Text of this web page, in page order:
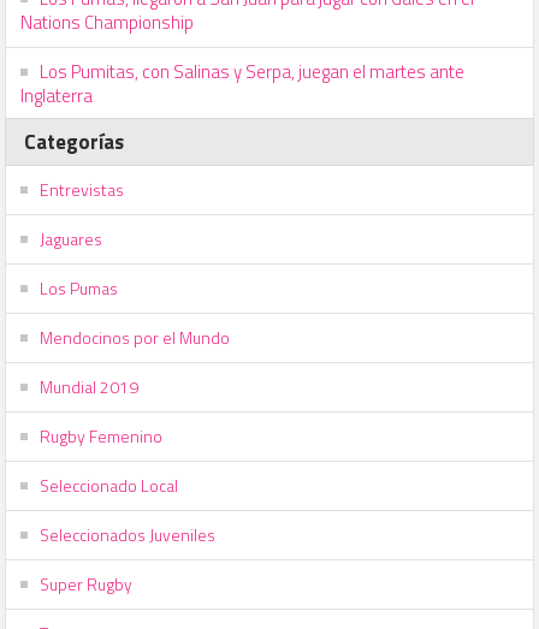
Nations Championship
Los Pumitas, con Salinas y Serpa, juegan el martes ante
Inglaterra
Categorías
Entrevistas
Jaguares
Los Pumas
Mendocinos por el Mundo
Mundial 2019
Rugby Femenino
Seleccionado Local
Seleccionados Juveniles
Super Rugby